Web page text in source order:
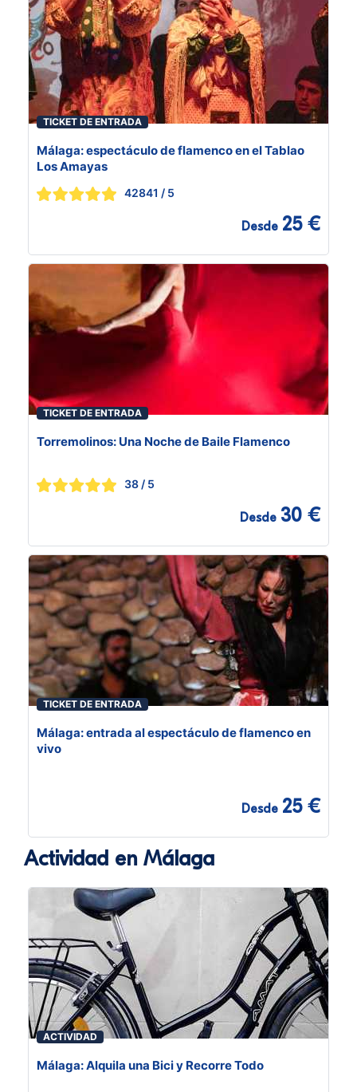
TICKET DE ENTRADA
Málaga: espectáculo de flamenco en el Tablao
Los Amayas
42841 / 5
Desde 25 €
TICKET DE ENTRADA
Torremolinos: Una Noche de Baile Flamenco
38 / 5
Desde 30 €
TICKET DE ENTRADA
Málaga: entrada al espectáculo de flamenco en
vivo
Desde 25 €
Actividad en Málaga
ACTIVIDAD
Málaga: Alquila una Bici y Recorre Todo